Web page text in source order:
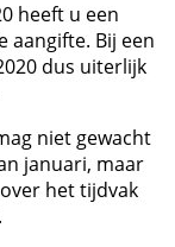
heeft u een
aangifte. Bij een
dus uiterlijk
niet gewacht
januari, maar
het tijdvak